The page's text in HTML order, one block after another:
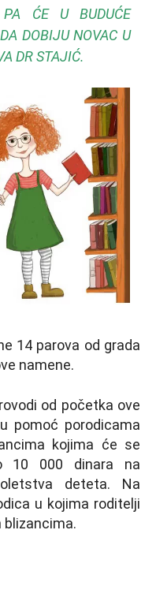
PA ĆE U BUDUĆE
DOBIJU NOVAC U
DR STAJIĆ.
14 parova od grada
namene.
od početka ove
pomoć porodicama
kojima će se
10 000 dinara na
deteta. Na
u kojima roditelјi
blizancima.